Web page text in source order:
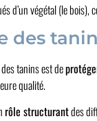
d’un végétal (le
des
tanins est de
qualité.
rôle structurantdes